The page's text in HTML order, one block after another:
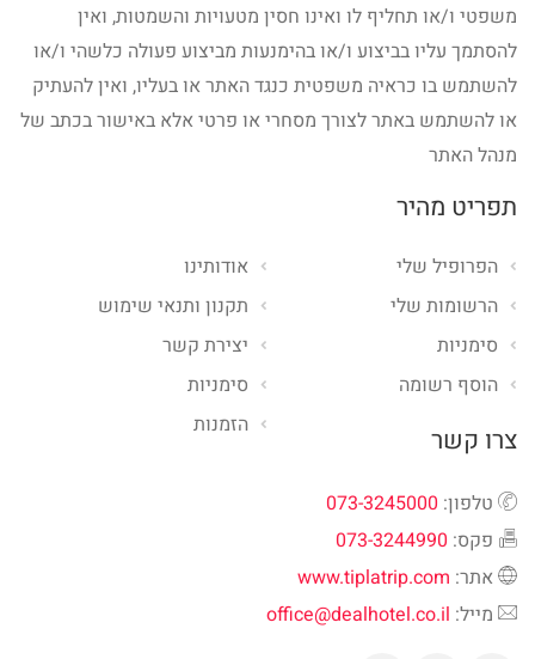
משפטי ו/או תחליף לו ואינו חסין מטעויות והשמטות, ואין
להסתמך עליו בביצוע ו/או בהימנעות מביצוע פעולה כלשהי ו/או
להשתמש בו כראיה משפטית כנגד האתר או בעליו, ואין להעתיק
או להשתמש באתר לצורך מסחרי או פרטי אלא באישור בכתב של
מנהל האתר
תפריט מהיר
אודותינו
תקנון ותנאי שימוש
יצירת קשר
סימניות
הזמנות
הפרופיל שלי
הרשומות שלי
סימניות
הוסף רשומה
צרו קשר
טלפון: 073-3245000
פקס: 073-3244990
אתר: www.tiplatrip.com
מייל: office@dealhotel.co.il